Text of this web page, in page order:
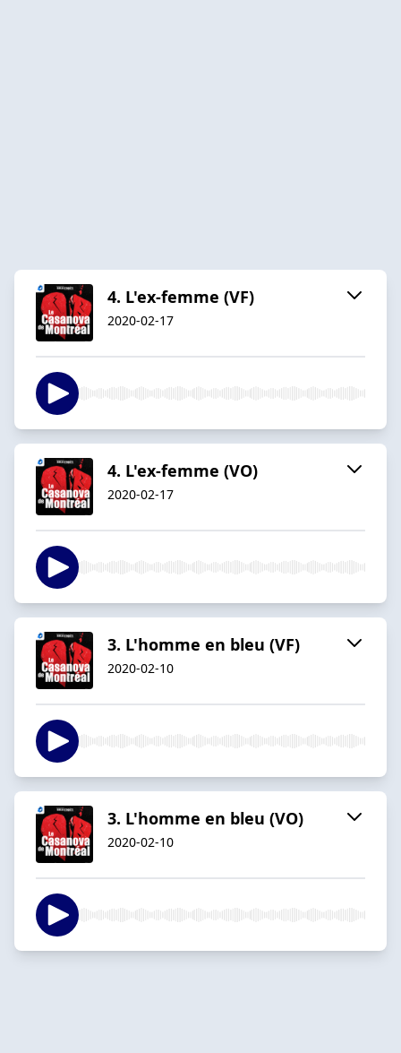
4. L'ex-femme (VF)
2020-02-17
4. L'ex-femme (VO)
2020-02-17
3. L'homme en bleu (VF)
2020-02-10
3. L'homme en bleu (VO)
2020-02-10